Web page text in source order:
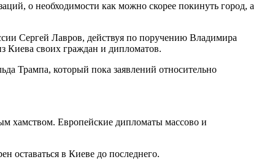
о необходимости как можно скорее покинуть город, а
Сергей Лавров, действуя по поручению Владимира
своих граждан и дипломатов.
Трампа, который пока заявлений относительно
хамством. Европейские дипломаты массово и
оставаться в Киеве до последнего.